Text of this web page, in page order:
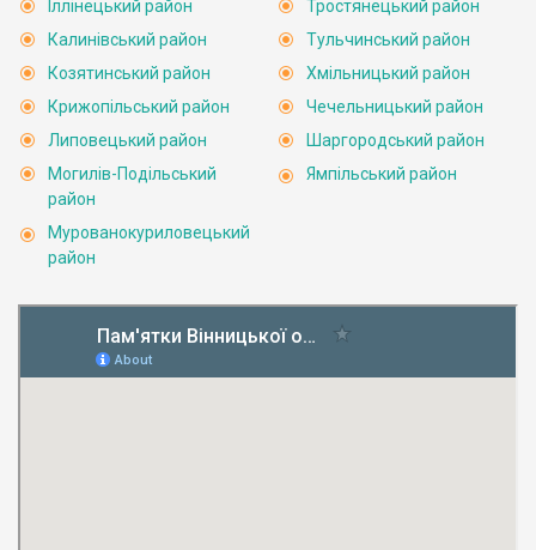
Іллінецький район
Калинівський район
Козятинський район
Крижопільський район
Липовецький район
Могилів-Подільський
район
Мурованокуриловецький
район
Тростянецький район
Тульчинський район
Хмільницький район
Чечельницький район
Шаргородський район
Ямпільський район